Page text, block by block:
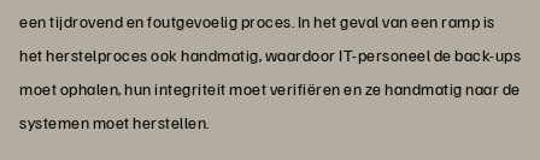
een tijdrovend en foutgevoelig proces. In het geval van een ramp is
het herstelproces ook handmatig, waardoor IT-personeel de back-ups
moet ophalen, hun integriteit moet verifiëren en ze handmatig naar de
systemen moet herstellen.